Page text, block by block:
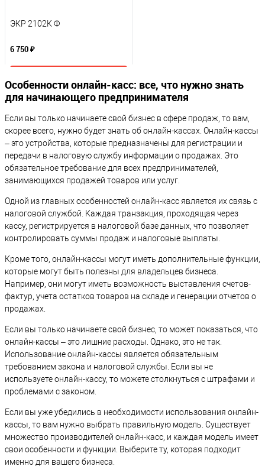
ЭКР 2102К Ф
6 750 ₽
В корзину
К сравнению
В избранное
Под заказ
Особенности онлайн-касс: все, что нужно знать
для начинающего предпринимателя
Если вы только начинаете свой бизнес в сфере продаж, то вам,
скорее всего, нужно будет знать об онлайн-кассах. Онлайн-кассы
– это устройства, которые предназначены для регистрации и
передачи в налоговую службу информации о продажах. Это
обязательное требование для всех предпринимателей,
занимающихся продажей товаров или услуг.
Одной из главных особенностей онлайн-касс является их связь с
налоговой службой. Каждая транзакция, проходящая через
кассу, регистрируется в налоговой базе данных, что позволяет
контролировать суммы продаж и налоговые выплаты.
Кроме того, онлайн-кассы могут иметь дополнительные функции,
которые могут быть полезны для владельцев бизнеса.
Например, они могут иметь возможность выставления счетов-
фактур, учета остатков товаров на складе и генерации отчетов о
продажах.
Если вы только начинаете свой бизнес, то может показаться, что
онлайн-кассы – это лишние расходы. Однако, это не так.
Использование онлайн-кассы является обязательным
требованием закона и налоговой службы. Если вы не
используете онлайн-кассу, то можете столкнуться с штрафами и
проблемами с законом.
Если вы уже убедились в необходимости использования онлайн-
кассы, то вам нужно выбрать правильную модель. Существует
множество производителей онлайн-касс, и каждая модель имеет
свои особенности и функции. Выберите ту, которая подходит
именно для вашего бизнеса.